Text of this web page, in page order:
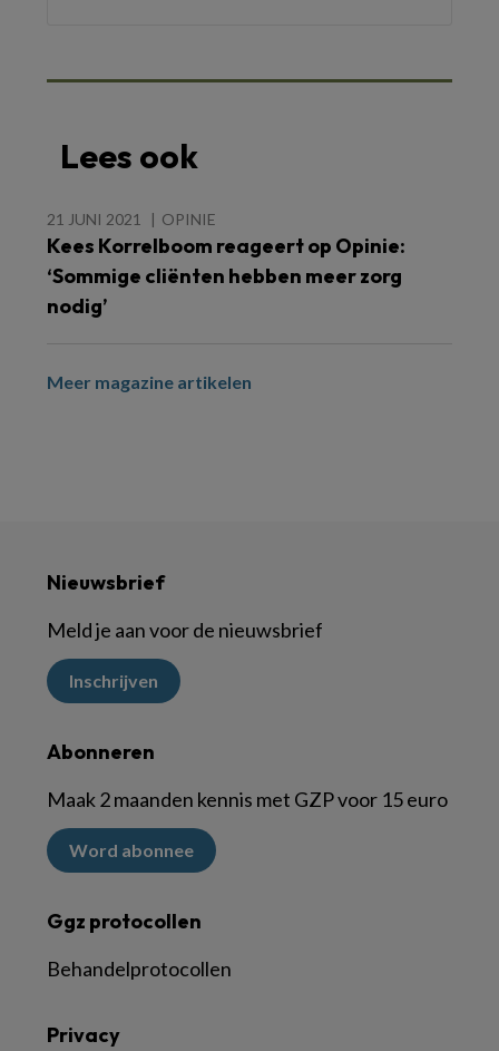
Lees ook
21 JUNI 2021 OPINIE
Kees Korrelboom reageert op Opinie:
‘Sommige cliënten hebben meer zorg
nodig’
Meer magazine artikelen
Nieuwsbrief
Meld je aan voor de nieuwsbrief
Inschrijven
Abonneren
Maak 2 maanden kennis met GZP voor 15 euro
Word abonnee
Ggz protocollen
Behandelprotocollen
Privacy